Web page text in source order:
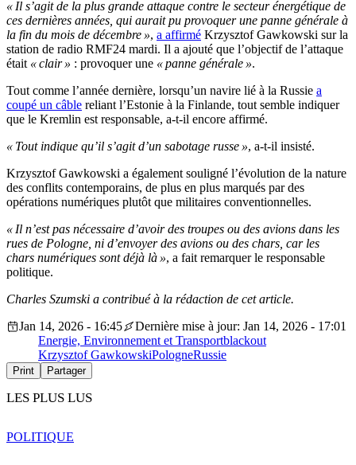
« Il s’agit de la plus grande attaque contre le secteur énergétique de
ces dernières années, qui aurait pu provoquer une panne générale à
la fin du mois de décembre », a affirmé Krzysztof Gawkowski sur la
station de radio RMF24 mardi. Il a ajouté que l’objectif de l’attaque
était « clair » : provoquer une « panne générale ».
Tout comme l’année dernière, lorsqu’un navire lié à la Russie a
coupé un câble reliant l’Estonie à la Finlande, tout semble indiquer
que le Kremlin est responsable, a-t-il encore affirmé.
« Tout indique qu’il s’agit d’un sabotage russe », a-t-il insisté.
Krzysztof Gawkowski a également souligné l’évolution de la nature
des conflits contemporains, de plus en plus marqués par des
opérations numériques plutôt que militaires conventionnelles.
« Il n’est pas nécessaire d’avoir des troupes ou des avions dans les
rues de Pologne, ni d’envoyer des avions ou des chars, car les
chars numériques sont déjà là », a fait remarquer le responsable
politique.
Charles Szumski a contribué à la rédaction de cet article.
Jan 14, 2026 - 16:45
Dernière mise à jour: Jan 14, 2026 - 17:01
Energie, Environnement et Transportblackout
Krzysztof GawkowskiPologneRussie
Print Partager
LES PLUS LUS
POLITIQUE